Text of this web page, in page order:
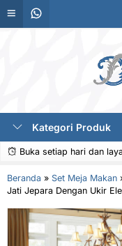
Kategori Produk
Buka setiap hari dan
Beranda » Set Meja Makan
Jati Jepara Dengan Ukir